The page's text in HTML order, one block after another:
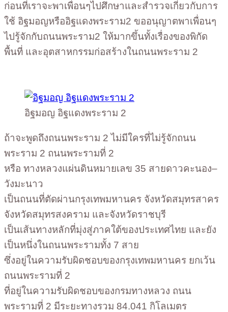
ก่อนที่เราจะพาเพื่อนๆไปศึกษาและสำรวจเกี่ยวกับการ
ใช้ อิฐมอญหรืออิฐแดงพระราม2 ขออนุญาตพาเพื่อนๆ
ไปรู้จักกับถนนพระราม2 ให้มากขึ้นทั้งเรื่องของพิกัด
พื้นที่ และอุตสาหกรรมก่อสร้างในถนนพระราม 2
อิฐมอญ อิฐแดงพระราม 2
ถ้าจะพูดถึงถนนพระราม 2 ไม่มีใครที่ไม่รู้จักถนน
พระราม 2 ถนนพระรามที่ 2
หรือ ทางหลวงแผ่นดินหมายเลข 35 สายดาวคะนอง–
วังมะนาว
เป็นถนนที่ตัดผ่านกรุงเทพมหานคร จังหวัดสมุทรสาคร
จังหวัดสมุทรสงคราม และจังหวัดราชบุรี
เป็นเส้นทางหลักที่มุ่งสู่ภาคใต้ของประเทศไทย และยัง
เป็นหนึ่งในถนนพระรามทั้ง 7 สาย
ซึ่งอยู่ในความรับผิดชอบของกรุงเทพมหานคร ยกเว้น
ถนนพระรามที่ 2
ที่อยู่ในความรับผิดชอบของกรมทางหลวง ถนน
พระรามที่ 2 มีระยะทางรวม 84.041 กิโลเมตร